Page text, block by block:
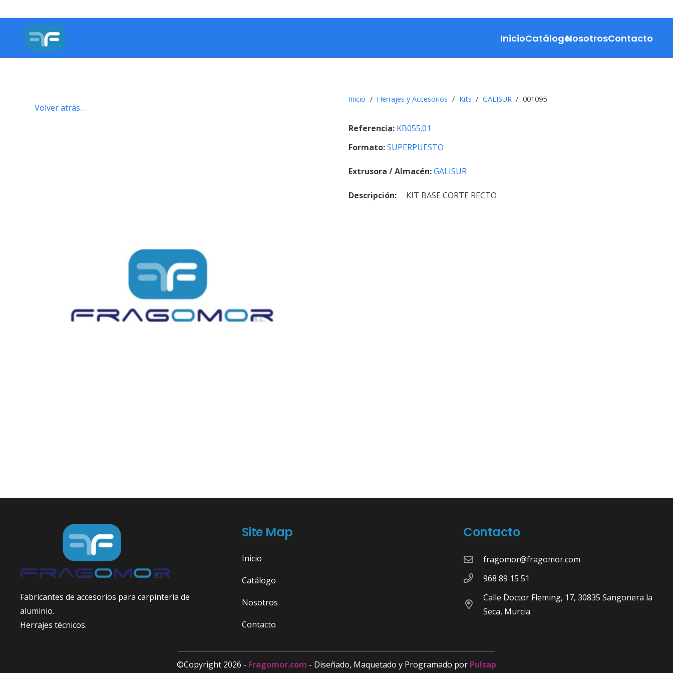
InicioCatálogoNosotrosContacto
Volver atrás…
Inicio / Herrajes y Accesorios / Kits / GALISUR / 001095
Referencia: KB055.01
Formato:SUPERPUESTO
Extrusora / Almacén:GALISUR
Descripción: KIT BASE CORTE RECTO
Fabricantes de accesorios para carpintería de
aluminio.
Herrajes técnicos.
Site Map
Inicio
Catálogo
Nosotros
Contacto
Contacto
fragomor@fragomor.com
968 89 15 51
Calle Doctor Fleming, 17, 30835 Sangonera la
Seca, Murcia
©Copyright 2026 - Fragomor.com - Diseñado, Maquetado y Programado por Pulsap